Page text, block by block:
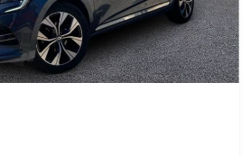
rangement avec accoudoir
passager AV
de lumière LED et effet 3D